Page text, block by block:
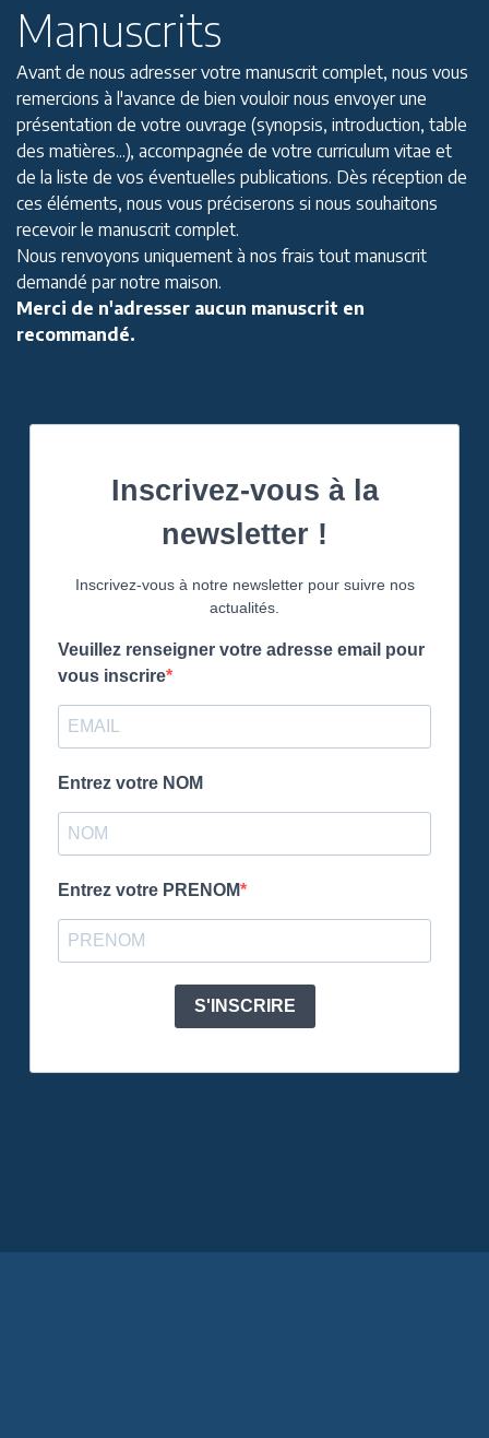
Manuscrits
Avant de nous adresser votre manuscrit complet, nous vous
remercions à l'avance de bien vouloir nous envoyer une
présentation de votre ouvrage (synopsis, introduction, table
des matières...), accompagnée de votre curriculum vitae et
de la liste de vos éventuelles publications. Dès réception de
ces éléments, nous vous préciserons si nous souhaitons
recevoir le manuscrit complet.
Nous renvoyons uniquement à nos frais tout manuscrit
demandé par notre maison.
Merci de n'adresser aucun manuscrit en
recommandé.
Inscrivez-vous à la
newsletter !
Inscrivez-vous à notre newsletter pour suivre nos
actualités.
Veuillez renseigner votre adresse email pour
vous inscrire
Entrez votre NOM
Entrez votre PRENOM
S'INSCRIRE